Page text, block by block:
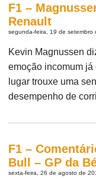
F1 –
Renault
segunda-feira, 19 de setembro
Kevin Magnussen
emoção incomum já
lugar trouxe uma
desempenho de
F1 –
Bull – GP da
sexta-feira, 26 de agosto de